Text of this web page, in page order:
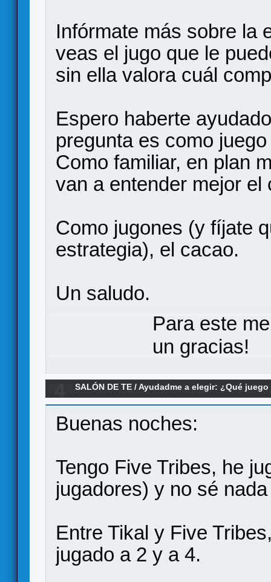
Infórmate más sobre la
veas el jugo que le
sin ella valora cuál
Espero haberte
pregunta es como
Como familiar, en plan
van a entender mejor el
Como jugones (y fíjate
estrategia), el cacao.
Un saludo.
Para este
un gracias!
SALÓN DE TE /Ayudadme a elegir: ¿Qué
Buenas noches:
Tengo Five Tribes, he
jugadores) y no sé
Entre Tikal y Five
jugado a 2 y a 4.